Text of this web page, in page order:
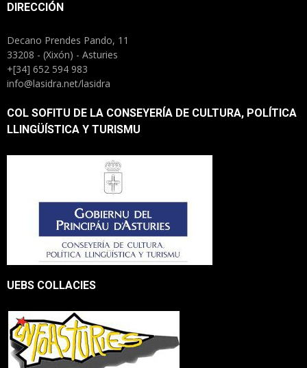
DIRECCIÓN
Decano Prendes Pando, 11
33208 - (Xixón) - Asturies
+[34] 652 594 983
info@lasidra.net/lasidra
COL SOFITU DE LA CONSEYERÍA DE CULTURA, POLÍTICA
LLINGÜÍSTICA Y TURISMU
UEBS COLLACIES